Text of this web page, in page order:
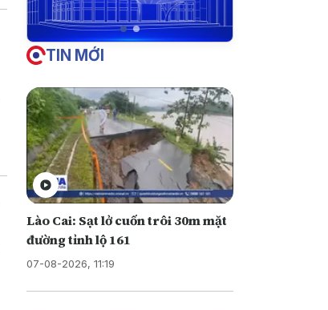
TIN MỚI
Lào Cai: Sạt lở cuốn trôi 30m mặt
đường tỉnh lộ 161
07-08-2026, 11:19